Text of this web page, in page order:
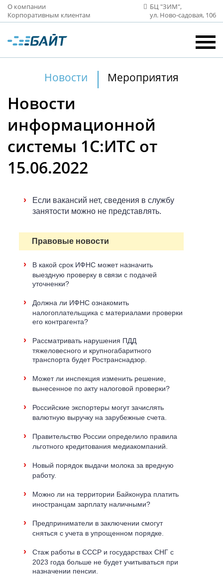
О компании
Корпоративным клиентам
БЦ "ЗИМ",
ул. Ново‑садовая, 106
Новости Мероприятия
Новости
информационной
системы 1С:ИТС от
15.06.2022
›
Если вакансий нет, сведения в службу
занятости можно не представлять.
Правовые новости
›
В какой срок ИФНС может назначить
выездную проверку в связи с подачей
уточненки?
›
Должна ли ИФНС ознакомить
налогоплательщика с материалами проверки
его контрагента?
›
Рассматривать нарушения ПДД
тяжеловесного и крупногабаритного
транспорта будет Ространснадзор.
›
Может ли инспекция изменить решение,
вынесенное по акту налоговой проверки?
›
Российские экспортеры могут зачислять
валютную выручку на зарубежные счета.
›
Правительство России определило правила
льготного кредитования медиакомпаний.
›
Новый порядок выдачи молока за вредную
работу.
›
Можно ли на территории Байконура платить
иностранцам зарплату наличными?
›
Предприниматели в заключении смогут
сняться с учета в упрощенном порядке.
›
Стаж работы в СССР и государствах СНГ с
2023 года больше не будет учитываться при
назначении пенсии.